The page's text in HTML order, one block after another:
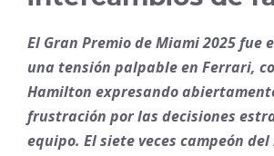
El Gran Premio de Miami 2025 fue
una tensión palpable en Ferrari,
Hamilton expresando
frustración por las decisiones
equipo. El siete veces campeón